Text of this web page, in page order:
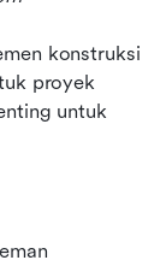
konstruksi
proyek
untuk